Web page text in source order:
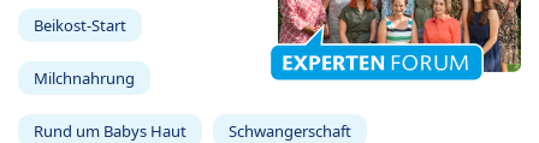
Beikost-Start
Milchnahrung
Rund um Babys Haut Schwangerschaft